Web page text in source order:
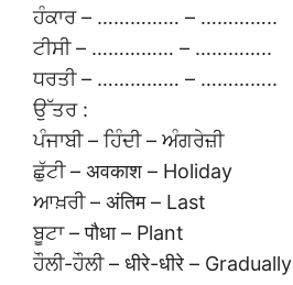
ਹੰਕਾਰ – …………… – …………..
ਟੀਸੀ – …………… – …………..
ਧਰਤੀ – …………… – …………..
ਉੱਤਰ :
ਪੰਜਾਬੀ – ਹਿੰਦੀ – ਅੰਗਰੇਜ਼ੀ
ਛੁੱਟੀ – अवकाश – Holiday
ਆਖ਼ਰੀ – अंतिम – Last
ਬੂਟਾ – पौधा – Plant
ਹੌਲੀ-ਹੌਲੀ – धीरे-धीरे – Gradually